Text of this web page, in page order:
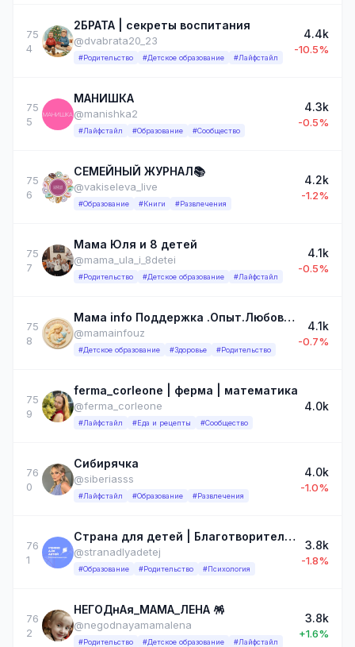
75
4
2БРАТА | секреты воспитания
@dvabrata20_23
#Родительство #Детское образование #Лайфстайл
4.4k
-10.5%
75
5
МАНИШКА
@manishka2
#Лайфстайл #Образование #Сообщество
4.3k
-0.5%
75
6
СЕМЕЙНЫЙ ЖУРНАЛ📚
@vakiseleva_live
#Образование #Книги #Развлечения
4.2k
-1.2%
75
7
Мама Юля и 8 детей
@mama_ula_i_8detei
#Родительство #Детское образование #Лайфстайл
4.1k
-0.5%
75
8
Мама info Поддержка .Опыт.Любовь 🐣
@mamainfouz
#Детское образование #Здоровье #Родительство
4.1k
-0.7%
75
9
ferma_corleone | ферма | математика
@ferma_corleone
#Лайфстайл #Еда и рецепты #Сообщество
4.0k
76
0
Сибирячка
@siberiasss
#Лайфстайл #Образование #Развлечения
4.0k
-1.0%
76
1
Страна для детей | Благотворительный фонд
@stranadlyadetej
#Образование #Родительство #Психология
3.8k
-1.8%
76
2
НЕГОДнАя_МАМА_ЛЕНА 🪅
@negodnayamamalena
#Родительство #Детское образование #Лайфстайл
3.8k
+1.6%